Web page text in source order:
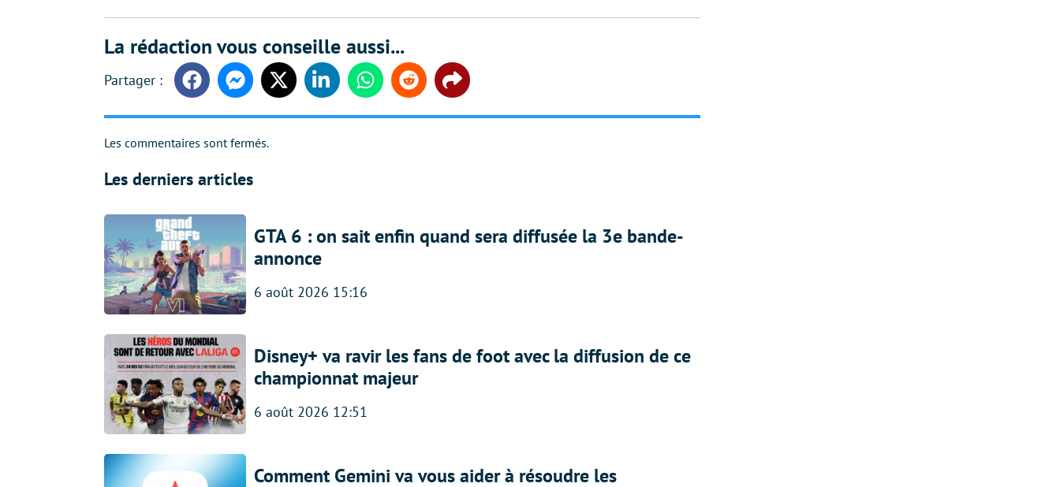
La rédaction vous conseille aussi...
FacebookMessengerTwitter LinkedinWhatsappReddit Share
Les commentaires sont fermés.
Les derniers articles
GTA 6 : on sait enfin quand sera diffusée la 3e bande-
annonce
6 août 2026 15:16
Disney+ va ravir les fans de foot avec la diffusion de ce
championnat majeur
6 août 2026 12:51
Comment Gemini va vous aider à résoudre les